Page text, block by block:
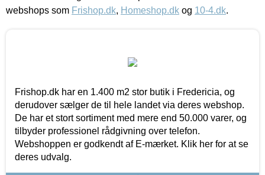
webshops som Frishop.dk, Homeshop.dk og 10-4.dk.
Frishop.dk har en 1.400 m2 stor butik i Fredericia, og
derudover sælger de til hele landet via deres webshop.
De har et stort sortiment med mere end 50.000 varer, og
tilbyder professionel rådgivning over telefon.
Webshoppen er godkendt af E-mærket. Klik her for at se
deres udvalg.